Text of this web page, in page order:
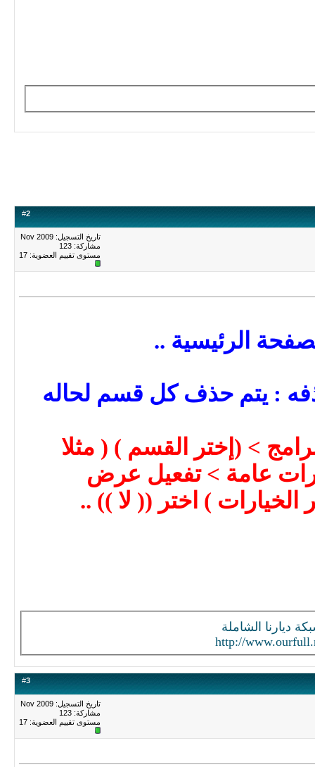
#2
تاريخ التسجيل: Nov 2009
مشاركة: 123
مستوى تقييم العضوية: 17
الرئيسية ..
: يتم حذف كل قسم لحاله
> (إختر القسم ) ( مثلا
عامة > تفعيل عرض
) اختر (( لا )) ..
ديارنا الشاملة
http://
#3
تاريخ التسجيل: Nov 2009
مشاركة: 123
مستوى تقييم العضوية: 17